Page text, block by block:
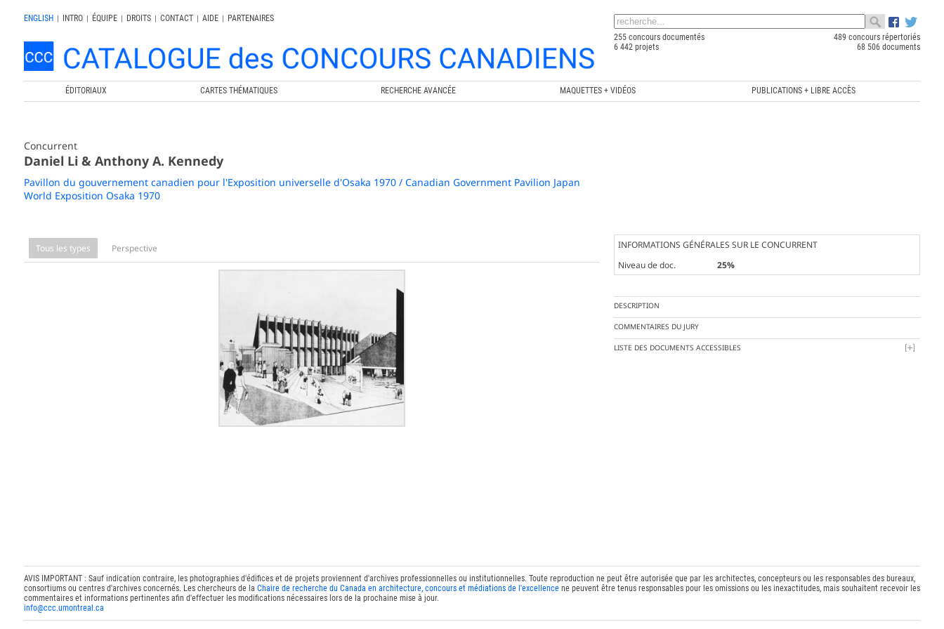
ENGLISH | INTRO | ÉQUIPE | DROITS | CONTACT | AIDE |
PARTENAIRES
255 concours documentés
489 concours répertoriés
6 442 projets
68 506 documents
ÉDITORIAUX CARTES THÉMATIQUES RECHERCHE AVANCÉE MAQUETTES + VIDÉOS PUBLICATIONS + LIBRE ACCÈS
Concurrent
Daniel Li & Anthony A. Kennedy
Pavillon du gouvernement canadien pour l'Exposition universelle d'Osaka 1970 / Canadian Government Pavilion Japan
World Exposition Osaka 1970
Tous les types Perspective
INFORMATIONS GÉNÉRALES SUR LE CONCURRENT
Niveau de doc.
25%
DESCRIPTION
COMMENTAIRES DU JURY
LISTE DES DOCUMENTS ACCESSIBLES
AVIS IMPORTANT : Sauf indication contraire, les photographies d'édifices et de projets proviennent d'archives professionnelles ou institutionnelles. Toute reproduction ne peut être autorisée que par les architectes, concepteurs ou les responsables des bureaux,
consortiums ou centres d'archives concernés. Les chercheurs de la Chaire de recherche du Canada en architecture, concours et médiations de l'excellencene peuvent être tenus responsables pour les omissions ou les inexactitudes, mais souhaitent recevoir les
commentaires et informations pertinentes afin d'effectuer les modifications nécessaires lors de la prochaine mise à jour.
info@ccc.umontreal.ca